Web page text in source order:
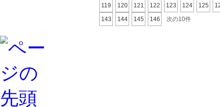
119
120 121 122 123 124 125
143
144 145 146 次の10件